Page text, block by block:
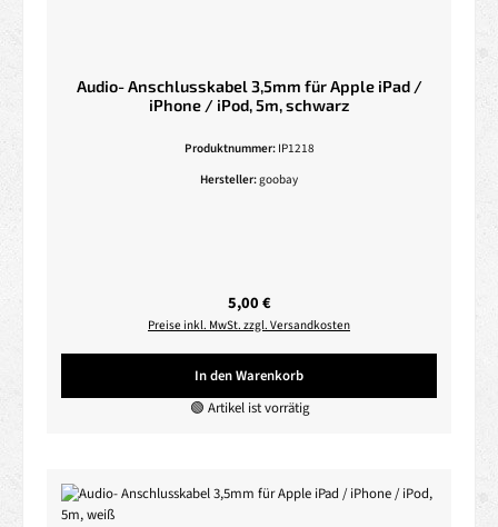
Audio- Anschlusskabel 3,5mm für Apple iPad /
iPhone / iPod, 5m, schwarz
Produktnummer: IP1218
Hersteller:goobay
Regulärer Preis:
5,00 €
Preise inkl. MwSt. zzgl. Versandkosten
In den Warenkorb
🟢 Artikel ist vorrätig